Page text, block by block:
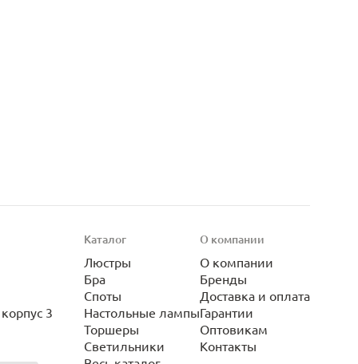
3
Каталог
Люстры
Бра
Споты
Настольные лампы
Торшеры
Светильники
О компании
О компании
Бренды
Доставка и оплата
Гарантии
Оптовикам
Контакты